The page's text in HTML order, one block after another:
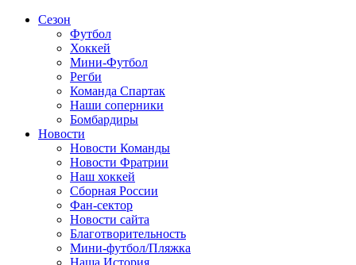
Сезон
Футбол
Хоккей
Мини-Футбол
Регби
Команда Спартак
Наши соперники
Бомбардиры
Новости
Новости Команды
Новости Фратрии
Наш хоккей
Сборная России
Фан-cектор
Новости сайта
Благотворительность
Мини-футбол/Пляжка
Наша История